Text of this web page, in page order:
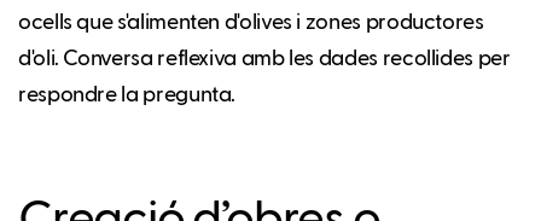
ocells que s'alimenten d'olives i zones productores
d'oli. Conversa reflexiva amb les dades recollides per
respondre la pregunta.